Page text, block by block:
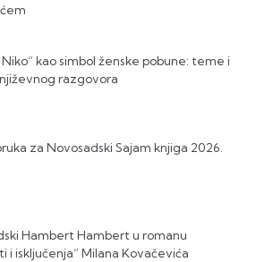
Niko“ kao simbol ženske pobune: teme i
razgovora
za Novosadski Sajam knjiga 2026.
Hambert Hambert u romanu
i isključenja“ Milana Kovačevića